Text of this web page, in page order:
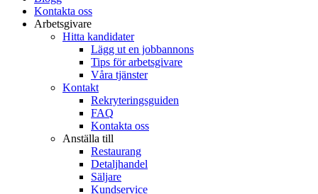
Kontakta oss
Arbetsgivare
Hitta kandidater
Lägg ut en jobbannons
Tips för arbetsgivare
Våra tjänster
Kontakt
Rekryteringsguiden
FAQ
Kontakta oss
Anställa till
Restaurang
Detaljhandel
Säljare
Kundservice